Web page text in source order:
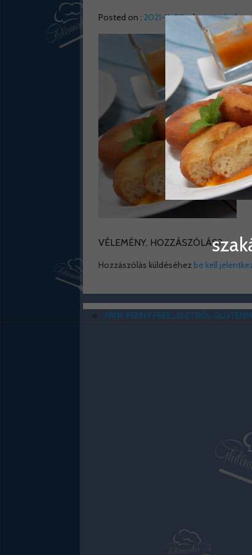
Posted on : 2021-11-03 by :gmchef
VÉLEMÉNY, HOZZÁSZÓLÁS?
Hozzászólás küldéséhez be kell
« FÁNK PENNY FREE LISZTBŐL